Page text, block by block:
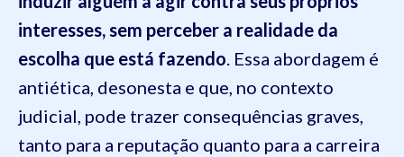
interesses, sem perceber a realidade da
escolha que está fazendo . Essa abordagem é
antiética, desonesta e que, no contexto
judicial, pode trazer consequências graves,
tanto para a reputação quanto para a carreira